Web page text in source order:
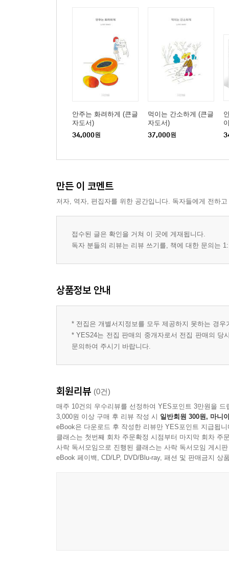
안주는 화려하게 (큰글
자도서)
34,000원
먹이는 간소하게 (큰글
자도서)
37,000원
만든 이 코멘트
저자, 역자, 편집자를 위한 공간입니다. 독자들에게 전하
접수된 글은 확인을 거쳐 이 곳에 게재됩니다.
독자 분들의 리뷰는 리뷰 쓰기를, 책에 대한 문의는
상품정보 안내
* 전집은 개별서지정보를 모두 제공하지 못하는 경
* YES24는 전집 판매의 중개자로서 전집 판매의 당
문의하여 주시기 바랍니다.
회원리뷰 (0건)
매주 10건의 우수리뷰를 선정하여 YES포인트 3만원을 드
3,000원 이상 구매 후 리뷰 작성 시 일반회원 300원, 마니
eBook은 다운로드 후 작성한 리뷰만 YES포인트 지급됩니
클래스는 첫번째 회차 주문확정 시점부터 마지막 회차 주
사락 독서모임으로 진행된 클래스는 사락 독서모임 게시
eBook 페이백, CD/LP, DVD/Blu-ray, 패션 및 판매금지 상